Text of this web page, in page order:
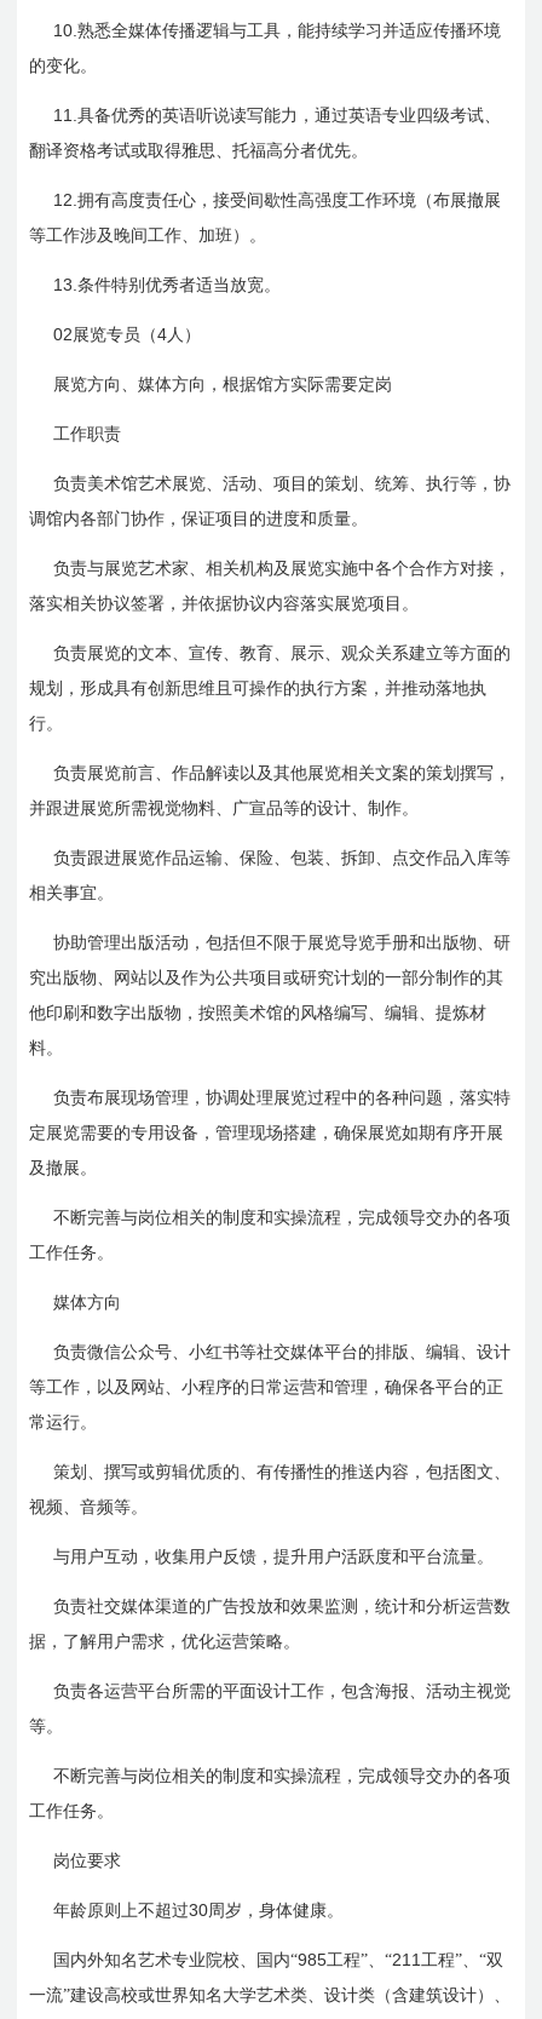
10.熟悉全媒体传播逻辑与工具，能持续学习并适应传播环境
的变化。
11.具备优秀的英语听说读写能力，通过英语专业四级考试、
翻译资格考试或取得雅思、托福高分者优先。
12.拥有高度责任心，接受间歇性高强度工作环境（布展撤展
等工作涉及晚间工作、加班）。
13.条件特别优秀者适当放宽。
02 展览专员（4 人）
展览方向、媒体方向，根据馆方实际需要定岗
工作职责
负责美术馆艺术展览、活动、项目的策划、统筹、执行等，协
调馆内各部门协作，保证项目的进度和质量。
负责与展览艺术家、相关机构及展览实施中各个合作方对接，
落实相关协议签署，并依据协议内容落实展览项目。
负责展览的文本、宣传、教育、展示、观众关系建立等方面的
规划，形成具有创新思维且可操作的执行方案，并推动落地执
行。
负责展览前言、作品解读以及其他展览相关文案的策划撰写，
并跟进展览所需视觉物料、广宣品等的设计、制作。
负责跟进展览作品运输、保险、包装、拆卸、点交作品入库等
相关事宜。
协助管理出版活动，包括但不限于展览导览手册和出版物、研
究出版物、网站以及作为公共项目或研究计划的一部分制作的其
他印刷和数字出版物，按照美术馆的风格编写、编辑、提炼材
料。
负责布展现场管理，协调处理展览过程中的各种问题，落实特
定展览需要的专用设备，管理现场搭建，确保展览如期有序开展
及撤展。
不断完善与岗位相关的制度和实操流程，完成领导交办的各项
工作任务。
媒体方向
负责微信公众号、小红书等社交媒体平台的排版、编辑、设计
等工作，以及网站、小程序的日常运营和管理，确保各平台的正
常运行。
策划、撰写或剪辑优质的、有传播性的推送内容，包括图文、
视频、音频等。
与用户互动，收集用户反馈，提升用户活跃度和平台流量。
负责社交媒体渠道的广告投放和效果监测，统计和分析运营数
据，了解用户需求，优化运营策略。
负责各运营平台所需的平面设计工作，包含海报、活动主视觉
等。
不断完善与岗位相关的制度和实操流程，完成领导交办的各项
工作任务。
岗位要求
年龄原则上不超过30周岁，身体健康。
国内外知名艺术专业院校、国内“985工程”、“211 工程”、“双
一流”建设高校或世界知名大学艺术类、设计类（含建筑设计）、